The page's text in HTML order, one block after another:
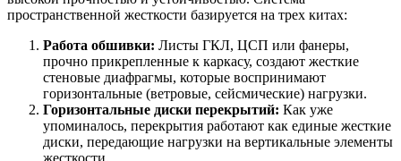
пространственной жесткости базируется на трех китах:
Работа обшивки: Листы ГКЛ, ЦСП или фанеры,
прочно прикрепленные к каркасу, создают жесткие
стеновые диафрагмы, которые воспринимают
горизонтальные (ветровые, сейсмические) нагрузки.
Горизонтальные диски перекрытий: Как уже
упоминалось, перекрытия работают как единые жесткие
диски, передающие нагрузки на вертикальные элементы
жесткости.